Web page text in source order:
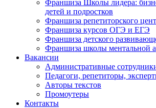
Франшиза Школы лидера:
детей и подростков
Франшиза репетиторского
Франшиза курсов ОГЭ и ЕГЭ
Франшиза детского
Франшиза школы ментальной
Вакансии
Административные
Педагоги, репетиторы,
Авторы текстов
Промоутеры
Контакты